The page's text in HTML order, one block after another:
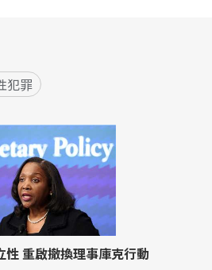
犯罪
重啟撤換理事庫克行動